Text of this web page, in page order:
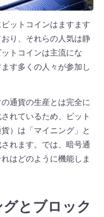
ットコインはますます
り、それらの人気は静
トコインは主流にな
す多くの人々が参加し
通貨の生産とは完全に
れているため、ビット
）は「マイニング」と
れます。では、暗号通
はどのように機能しま
とブロック